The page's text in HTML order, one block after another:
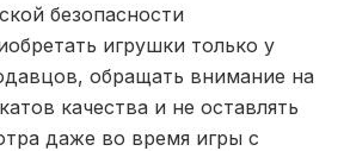
безопасности
игрушки только у
обращать внимание на
качества и не оставлять
даже во время игры с